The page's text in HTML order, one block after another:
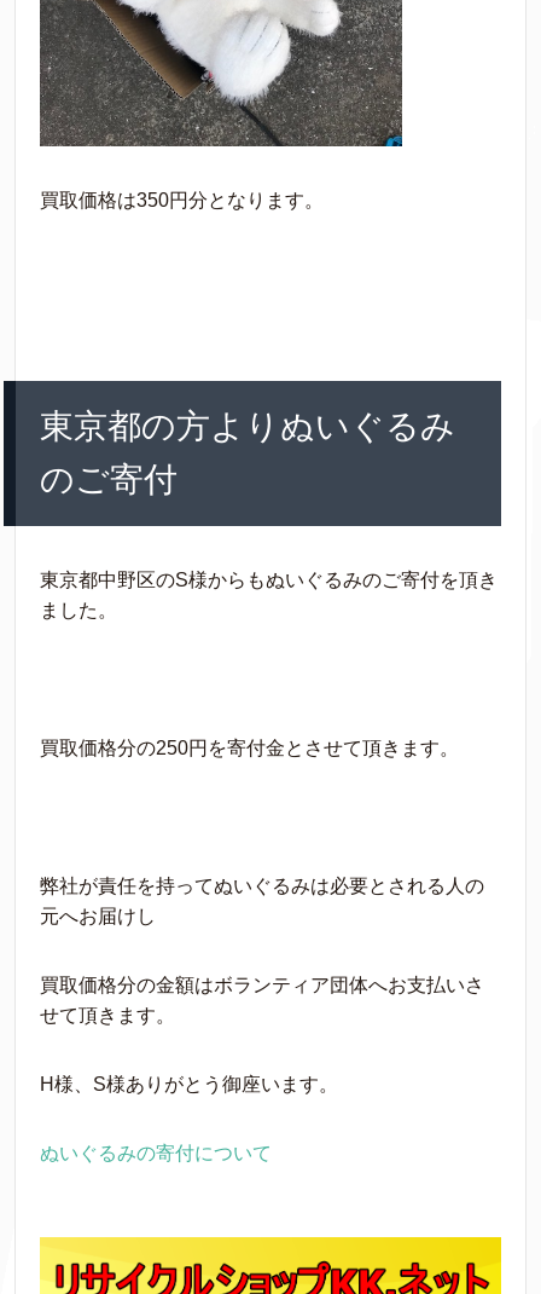
買取価格は350円分となります。
東京都の方よりぬいぐるみ
のご寄付
東京都中野区のS様からもぬいぐるみのご寄付を頂き
ました。
買取価格分の250円を寄付金とさせて頂きます。
弊社が責任を持ってぬいぐるみは必要とされる人の
元へお届けし
買取価格分の金額はボランティア団体へお支払いさ
せて頂きます。
H様、S様ありがとう御座います。
ぬいぐるみの寄付について